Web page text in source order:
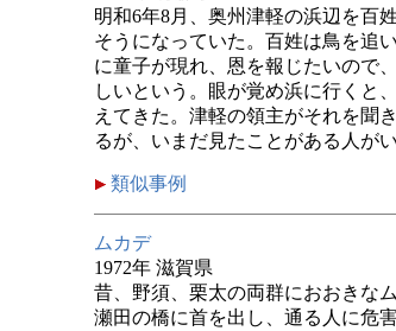
明和6年8月、奥州津軽の浜辺を百
そうになっていた。百姓は鳥を追
に童子が現れ、恩を報じたいので
しいという。眼が覚め浜に行くと
えてきた。津軽の領主がそれを聞
るが、いまだ見たことがある人が
類似事例
ムカデ
1972年 滋賀県
昔、野須、栗太の両群におおきな
瀬田の橋に首を出し、通る人に危